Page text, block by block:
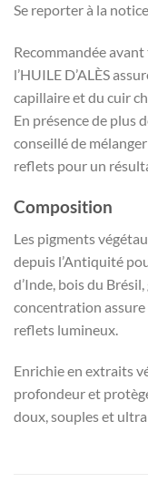
Se reporter à la
Recommandée
l’HUILE D’ALÈS
capillaire et du cuir
En présence de plus
conseillé de
reflets pour un
Composition
Les pigments
depuis l’Antiquité
d’Inde, bois du
concentration
reflets lumineux.
Enrichie en extraits
profondeur et
doux, souples et